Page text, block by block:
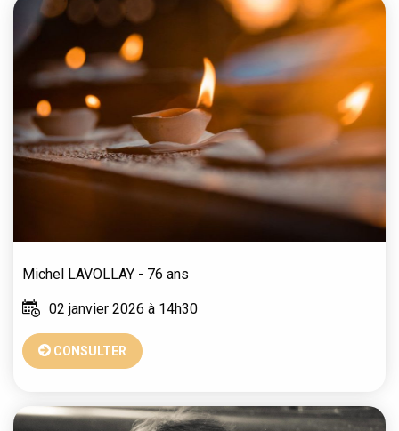
Michel LAVOLLAY - 76 ans
02 janvier 2026 à 14h30
CONSULTER